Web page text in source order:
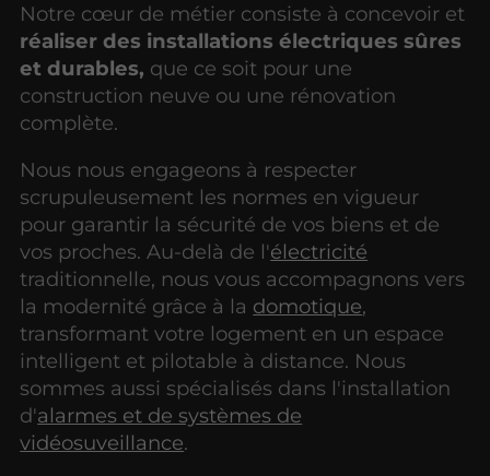
Notre cœur de métier consiste à concevoir et
réaliser des installations électriques sûres
et durables, que ce soit pour une
construction neuve ou une rénovation
complète.
Nous nous engageons à respecter
scrupuleusement les normes en vigueur
pour garantir la sécurité de vos biens et de
vos proches. Au-delà de l'électricité
traditionnelle, nous vous accompagnons vers
la modernité grâce à la domotique,
transformant votre logement en un espace
intelligent et pilotable à distance. Nous
sommes aussi spécialisés dans l'installation
d'alarmes et de systèmes de
vidéosuveillance.